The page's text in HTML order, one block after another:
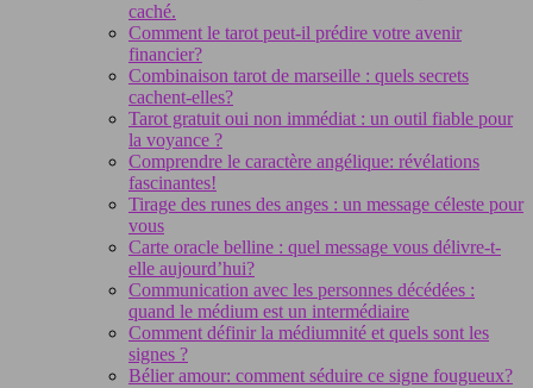
caché.
Comment le tarot peut-il prédire votre avenir
financier?
Combinaison tarot de marseille : quels secrets
cachent-elles?
Tarot gratuit oui non immédiat : un outil fiable pour
la voyance ?
Comprendre le caractère angélique: révélations
fascinantes!
Tirage des runes des anges : un message céleste pour
vous
Carte oracle belline : quel message vous délivre-t-
elle aujourd’hui?
Communication avec les personnes décédées :
quand le médium est un intermédiaire
Comment définir la médiumnité et quels sont les
signes ?
Bélier amour: comment séduire ce signe fougueux?